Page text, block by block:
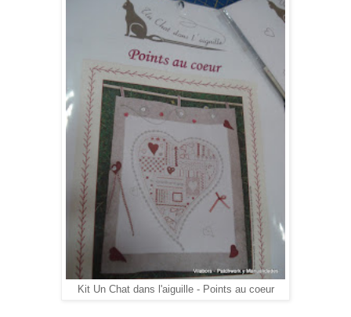
Kit Un Chat dans l'aiguille - Points au coeur